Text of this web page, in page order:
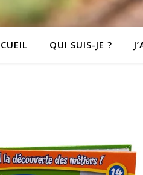
QUI SUIS-JE ?